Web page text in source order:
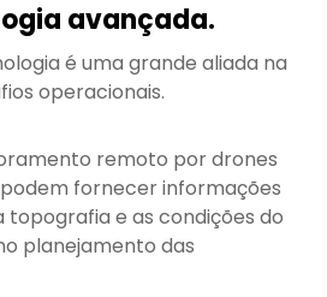
avançada.
é uma grande aliada na
operacionais.
remoto por drones
fornecer informações
e as condições do
planejamento das